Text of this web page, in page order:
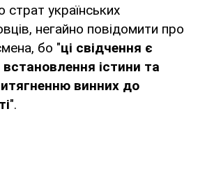
українських
негайно повідомити про
бо "ці свідчення є
істини та
винних до
".